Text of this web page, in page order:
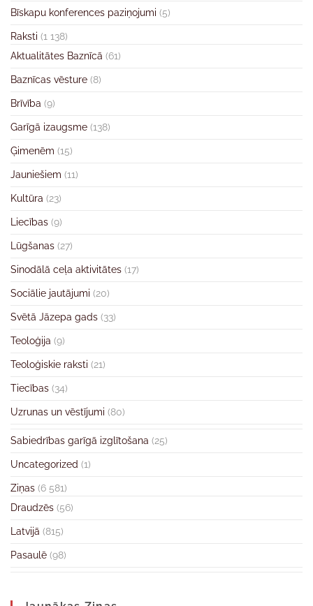
Bīskapu konferences paziņojumi (5)
Raksti (1 138)
Aktualitātes Baznīcā (61)
Baznīcas vēsture (8)
Brīvība (9)
Garīgā izaugsme (138)
Ģimenēm (15)
Jauniešiem (11)
Kultūra (23)
Liecības (9)
Lūgšanas (27)
Sinodālā ceļa aktivitātes (17)
Sociālie jautājumi (20)
Svētā Jāzepa gads (33)
Teoloģija (9)
Teoloģiskie raksti (21)
Tiecības (34)
Uzrunas un vēstījumi (80)
Sabiedrības garīgā izglītošana (25)
Uncategorized (1)
Ziņas (6 581)
Draudzēs (56)
Latvijā (815)
Pasaulē (98)